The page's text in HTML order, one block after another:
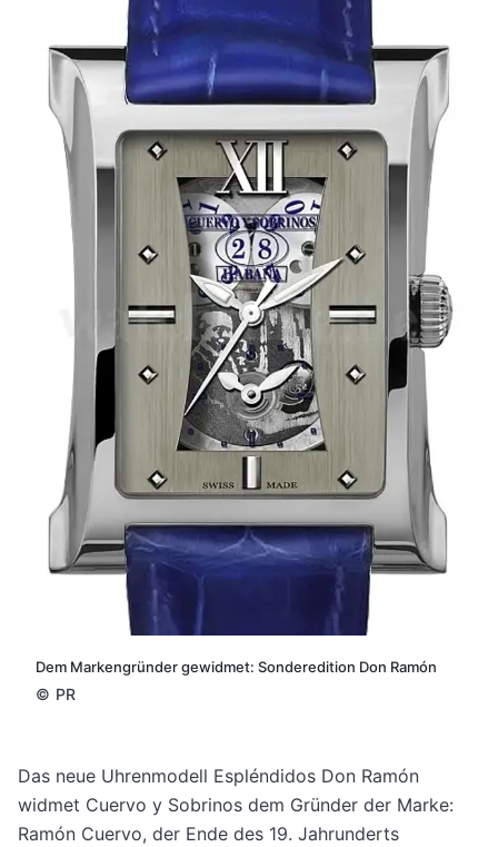
Dem Markengründer gewidmet: Sonderedition Don Ramón
© PR
Das neue Uhrenmodell Espléndidos Don Ramón
widmet Cuervo y Sobrinos dem Gründer der Marke:
Ramón Cuervo, der Ende des 19. Jahrunderts